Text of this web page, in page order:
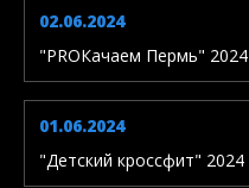
02.06.2024
"PROКачаем Пермь" 2024
01.06.2024
"Детский кроссфит" 2024